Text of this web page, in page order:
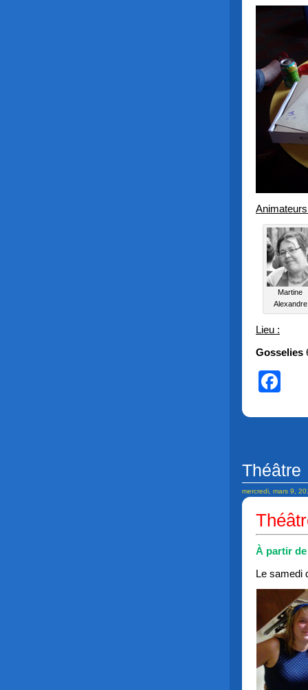
Martine
Alexandre
Lieu :
Gosselies
Théâtre
mercredi, mars 9,
À partir de
Le samedi